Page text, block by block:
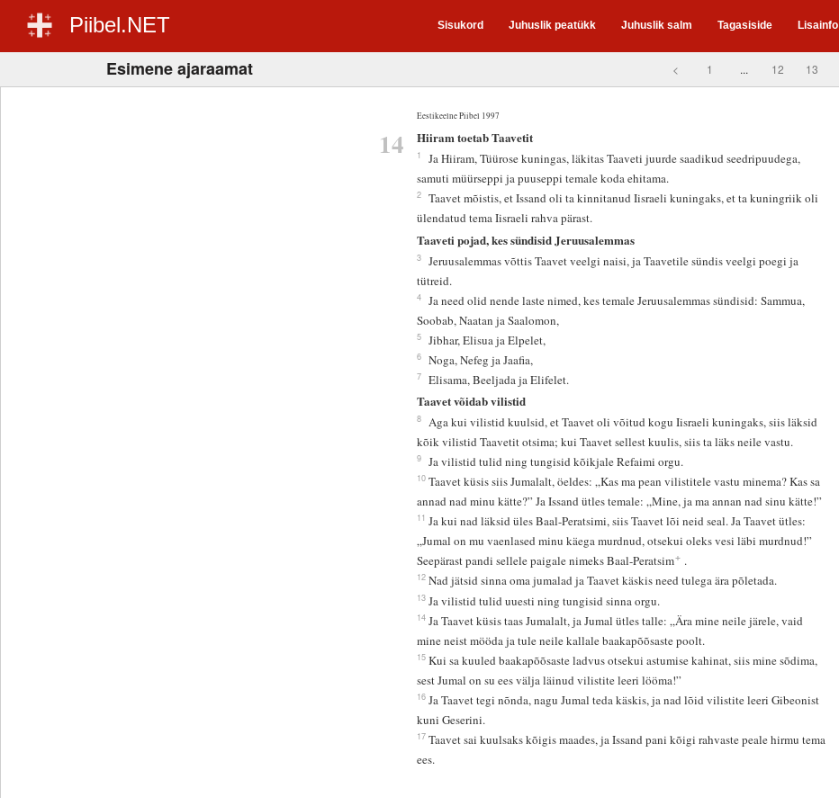
Piibel.NET Sisukord Juhuslik peatükk Juhuslik salm Tagasiside Lisainfo
Esimene ajaraamat < 1 ... 12 13
Eestikeelne Piibel 1997
14 Hiiram toetab Taavetit
1
Ja Hiiram, Tüürose kuningas, läkitas Taaveti juurde saadikud seedripuudega,
samuti müürseppi ja puuseppi temale koda ehitama.
2
Taavet mõistis, et Issand oli ta kinnitanud Iisraeli kuningaks, et ta kuningriik oli
ülendatud tema Iisraeli rahva pärast.
Taaveti pojad, kes sündisid Jeruusalemmas
3
Jeruusalemmas võttis Taavet veelgi naisi, ja Taavetile sündis veelgi poegi ja
tütreid.
4
Ja need olid nende laste nimed, kes temale Jeruusalemmas sündisid: Sammua,
Soobab, Naatan ja Saalomon,
5 Jibhar, Elisua ja Elpelet,
6 Noga, Nefeg ja Jaafia,
7 Elisama, Beeljada ja Elifelet.
Taavet võidab vilistid
8
Aga kui vilistid kuulsid, et Taavet oli võitud kogu Iisraeli kuningaks, siis läksid
kõik vilistid Taavetit otsima; kui Taavet sellest kuulis, siis ta läks neile vastu.
9 Ja vilistid tulid ning tungisid kõikjale Refaimi orgu.
10 Taavet küsis siis Jumalalt, öeldes: „Kas ma pean vilistitele vastu minema? Kas sa
annad nad minu kätte?” Ja Issand ütles temale: „Mine, ja ma annan nad sinu kätte!”
11 Ja kui nad läksid üles Baal-Peratsimi, siis Taavet lõi neid seal. Ja Taavet ütles:
„Jumal on mu vaenlased minu käega murdnud, otsekui oleks vesi läbi murdnud!”
Seepärast pandi sellele paigale nimeks Baal-Peratsim+.
12 Nad jätsid sinna oma jumalad ja Taavet käskis need tulega ära põletada.
13 Ja vilistid tulid uuesti ning tungisid sinna orgu.
14 Ja Taavet küsis taas Jumalalt, ja Jumal ütles talle: „Ära mine neile järele, vaid
mine neist mööda ja tule neile kallale baakapõõsaste poolt.
15 Kui sa kuuled baakapõõsaste ladvus otsekui astumise kahinat, siis mine sõdima,
sest Jumal on su ees välja läinud vilistite leeri lööma!”
16 Ja Taavet tegi nõnda, nagu Jumal teda käskis, ja nad lõid vilistite leeri Gibeonist
kuni Geserini.
17 Taavet sai kuulsaks kõigis maades, ja Issand pani kõigi rahvaste peale hirmu tema
ees.